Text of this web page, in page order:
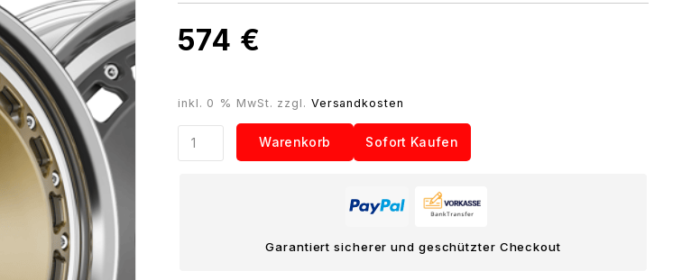
574 €
inkl. 0 % MwSt. zzgl. Versandkosten
Ronal
Racing
Warenkorb Sofort Kaufen
Garantiert sicherer und geschützter Checkout